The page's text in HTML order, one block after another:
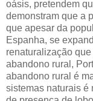
oásis, pretendem
demonstram que a
que apesar da
Espanha, se
renaturalização
abandono rural,
abandono rural é
sistemas naturais é